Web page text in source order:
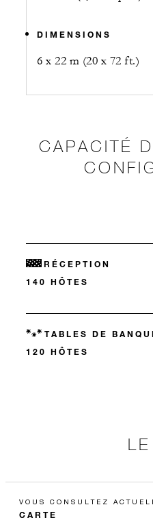
DIMENSIONS
6 x 22 m (20 x 72 ft.)
CAPACITÉ
RÉCEPTION
140 HÔTES
TABLES DE
120 HÔTES
VOUS CONSULTEZ